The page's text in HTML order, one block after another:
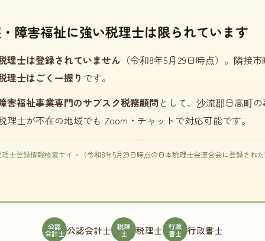
障害福祉に強い税理士は限られています
理士は登録されていません （令和8年5月29日時点）。隣接
理士はごく一握り です。
害福祉事業専門のサブスク税務顧問 として、沙流郡日高町
士が不在の地域でも Zoom・チャットで対応可能です。
士登録情報検索サイト （令和8年5月29日時点の日本税理士会連合会に登録され
公認
会計士 公認会計士 税理
士 税理士 行政
書士 行政書士